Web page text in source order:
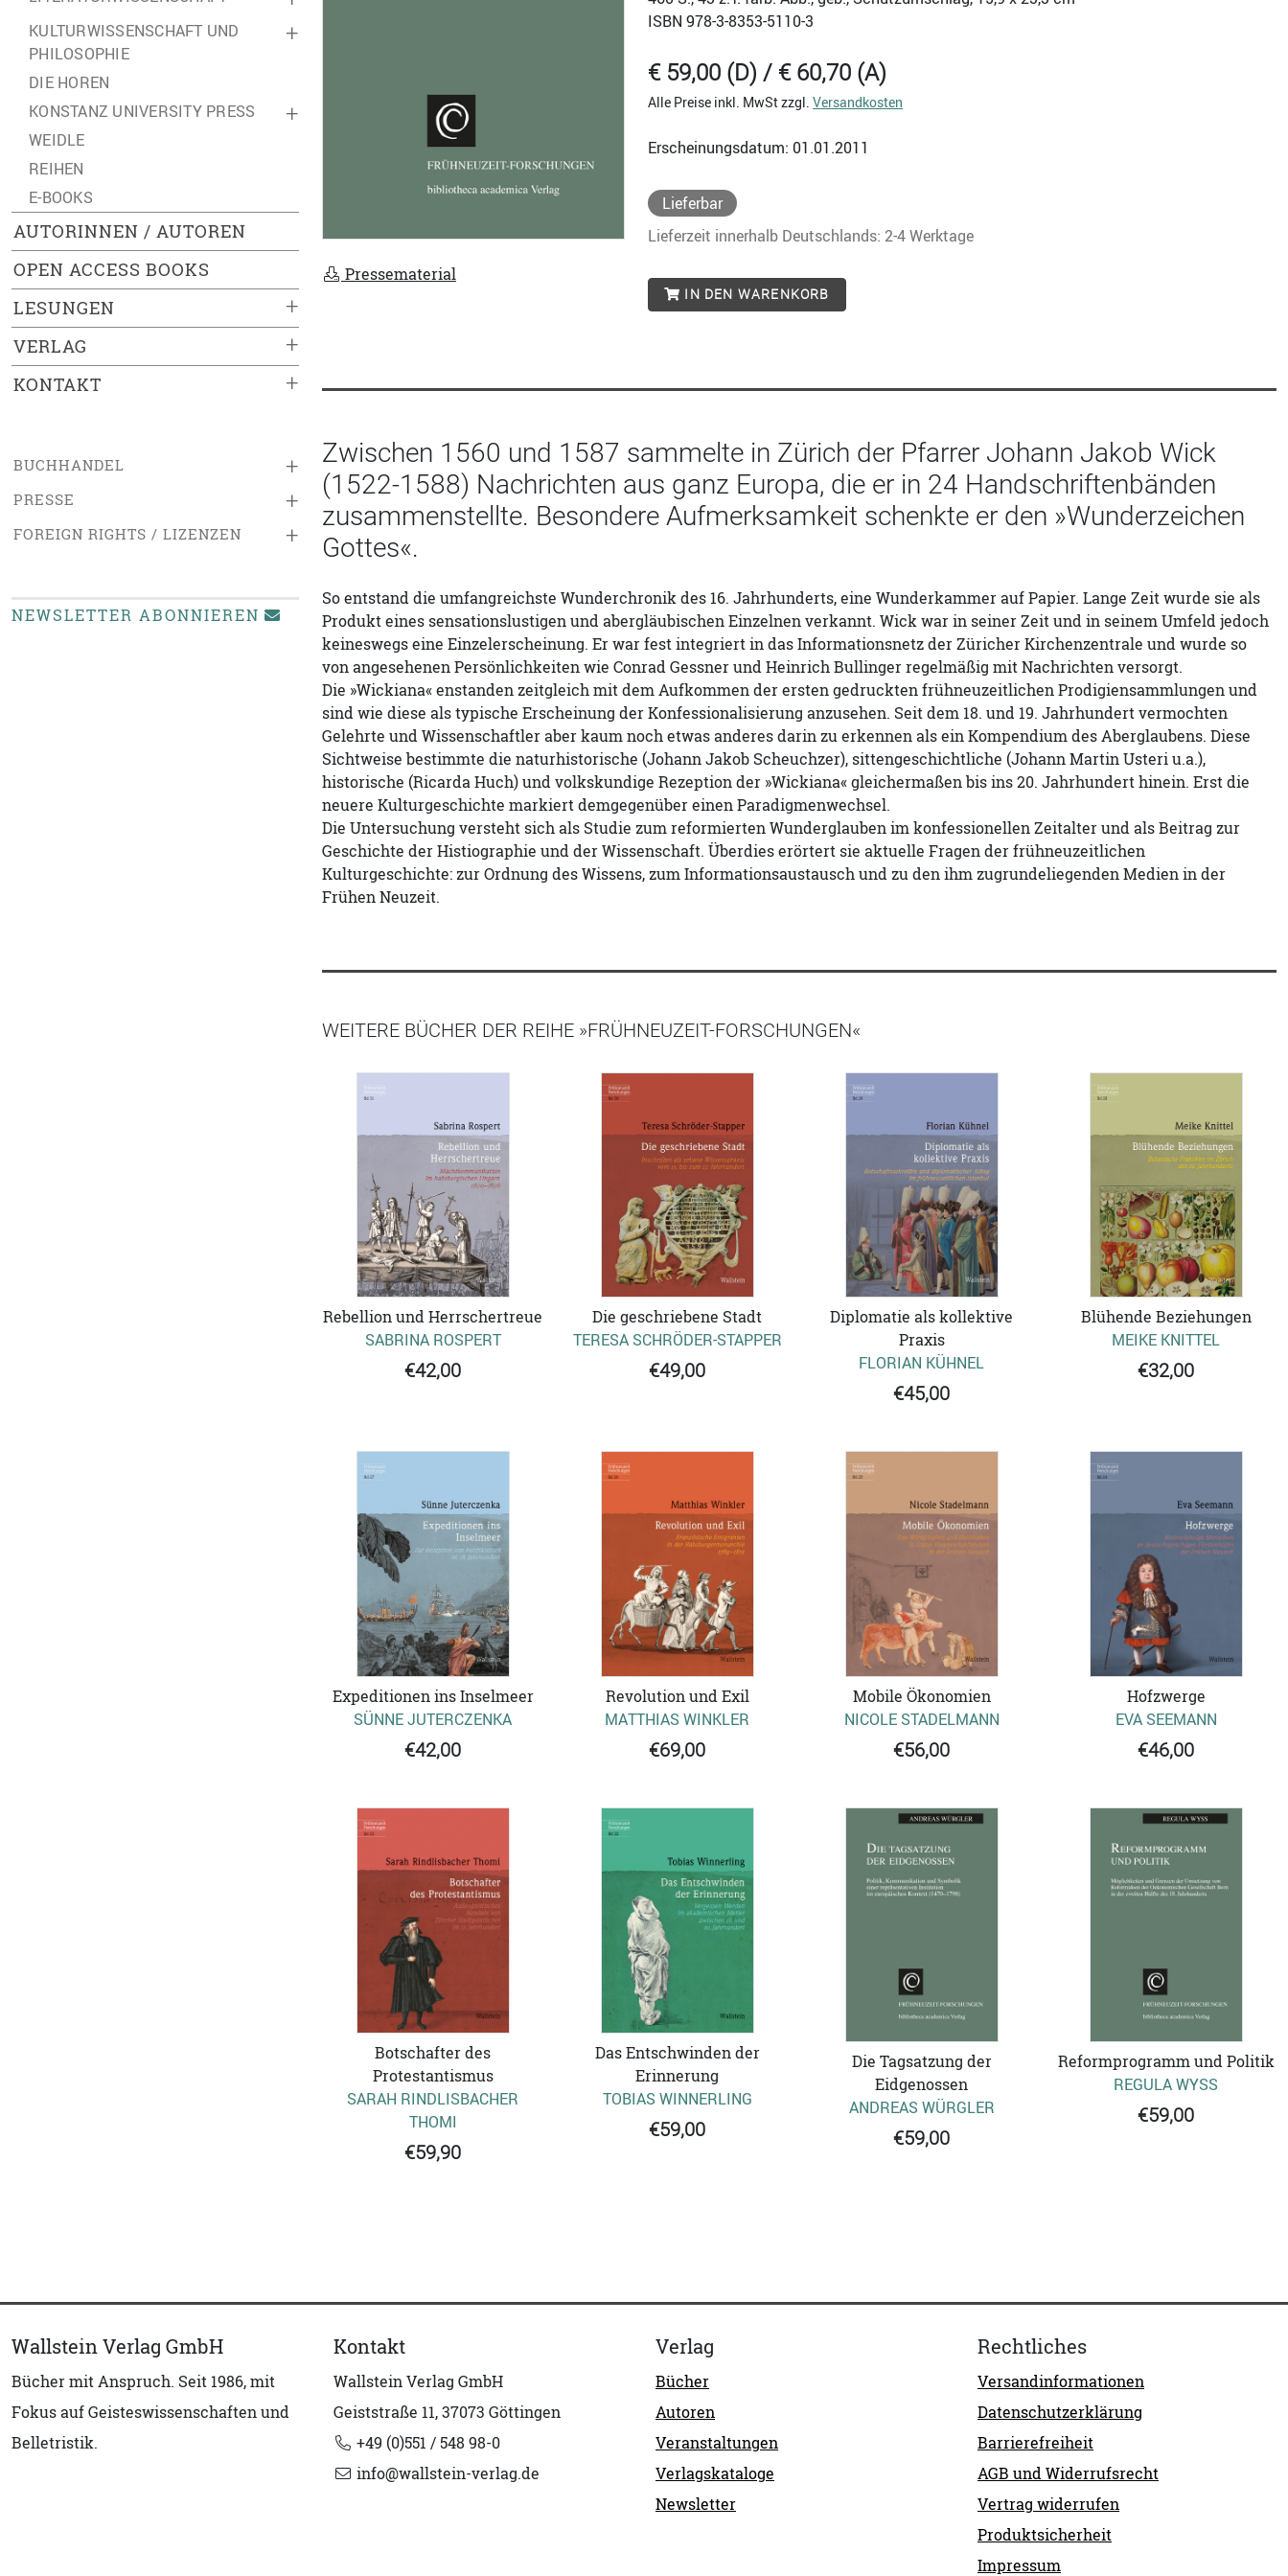
+
KULTURWISSENSCHAFT UND
PHILOSOPHIE
DIE HOREN
+
KONSTANZ UNIVERSITY PRESS
WEIDLE
REIHEN
E-BOOKS
AUTORINNEN / AUTOREN
OPEN ACCESS BOOKS
+
LESUNGEN
+
VERLAG
+
KONTAKT
+
BUCHHANDEL
+
PRESSE
+
FOREIGN RIGHTS / LIZENZEN
NEWSLETTER ABONNIEREN
Pressematerial
ISBN 978-3-8353-5110-3
€ 59,00 (D) / € 60,70 (A)
Alle Preise inkl. MwSt zzgl. Versandkosten
Erscheinungsdatum: 01.01.2011
Lieferbar
Lieferzeit innerhalb Deutschlands: 2-4 Werktage
IN DEN WARENKORB
Zwischen 1560 und 1587 sammelte in Zürich der Pfarrer Johann Jakob Wick
(1522-1588) Nachrichten aus ganz Europa, die er in 24 Handschriftenbänden
zusammenstellte. Besondere Aufmerksamkeit schenkte er den »Wunderzeichen
Gottes«.
So entstand die umfangreichste Wunderchronik des 16. Jahrhunderts, eine Wunderkammer auf Papier. Lange Zeit wurde sie als
Produkt eines sensationslustigen und abergläubischen Einzelnen verkannt. Wick war in seiner Zeit und in seinem Umfeld jedoch
keineswegs eine Einzelerscheinung. Er war fest integriert in das Informationsnetz der Züricher Kirchenzentrale und wurde so
von angesehenen Persönlichkeiten wie Conrad Gessner und Heinrich Bullinger regelmäßig mit Nachrichten versorgt.
Die »Wickiana« enstanden zeitgleich mit dem Aufkommen der ersten gedruckten frühneuzeitlichen Prodigiensammlungen und
sind wie diese als typische Erscheinung der Konfessionalisierung anzusehen. Seit dem 18. und 19. Jahrhundert vermochten
Gelehrte und Wissenschaftler aber kaum noch etwas anderes darin zu erkennen als ein Kompendium des Aberglaubens. Diese
Sichtweise bestimmte die naturhistorische (Johann Jakob Scheuchzer), sittengeschichtliche (Johann Martin Usteri u.a.),
historische (Ricarda Huch) und volkskundige Rezeption der »Wickiana« gleichermaßen bis ins 20. Jahrhundert hinein. Erst die
neuere Kulturgeschichte markiert demgegenüber einen Paradigmenwechsel.
Die Untersuchung versteht sich als Studie zum reformierten Wunderglauben im konfessionellen Zeitalter und als Beitrag zur
Geschichte der Histiographie und der Wissenschaft. Überdies erörtert sie aktuelle Fragen der frühneuzeitlichen
Kulturgeschichte: zur Ordnung des Wissens, zum Informationsaustausch und zu den ihm zugrundeliegenden Medien in der
Frühen Neuzeit.
WEITERE BÜCHER DER REIHE »FRÜHNEUZEIT-FORSCHUNGEN«
Rebellion und Herrschertreue
SABRINA ROSPERT
€42,00
Die geschriebene Stadt
TERESA SCHRÖDER-STAPPER
€49,00
Diplomatie als kollektive
Praxis
FLORIAN KÜHNEL
€45,00
Blühende Beziehungen
MEIKE KNITTEL
€32,00
Expeditionen ins Inselmeer
SÜNNE JUTERCZENKA
€42,00
Revolution und Exil
MATTHIAS WINKLER
€69,00
Mobile Ökonomien
NICOLE STADELMANN
€56,00
Hofzwerge
EVA SEEMANN
€46,00
Botschafter des
Protestantismus
SARAH RINDLISBACHER
THOMI
€59,90
Das Entschwinden der
Erinnerung
TOBIAS WINNERLING
€59,00
Die Tagsatzung der
Eidgenossen
ANDREAS WÜRGLER
€59,00
Reformprogramm und Politik
REGULA WYSS
€59,00
Wallstein Verlag GmbH
Bücher mit Anspruch. Seit 1986, mit
Fokus auf Geisteswissenschaften und
Belletristik.
Kontakt
Wallstein Verlag GmbH
Geiststraße 11, 37073 Göttingen
+49 (0)551 / 548 98-0
info@wallstein-verlag.de
Verlag
Bücher
Autoren
Veranstaltungen
Verlagskataloge
Newsletter
Rechtliches
Versandinformationen
Datenschutzerklärung
Barrierefreiheit
AGB und Widerrufsrecht
Vertrag widerrufen
Produktsicherheit
Impressum